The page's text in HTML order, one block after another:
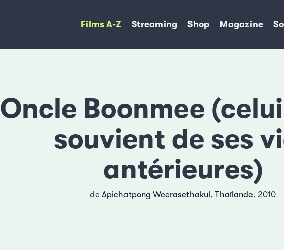
Films A-Z Streaming Shop Magazine
Oncle Boonmee
souvient de ses
antérieures)
de Apichatpong Weerasethakul, Thaïlande, 2010